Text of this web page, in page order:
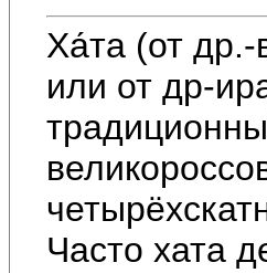
Ха́та (от
или от др-
Часто хата